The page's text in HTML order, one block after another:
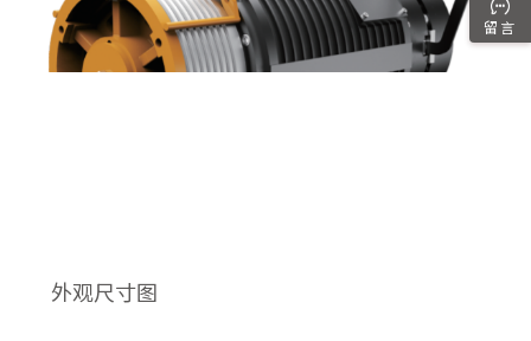
外观尺寸图
留言